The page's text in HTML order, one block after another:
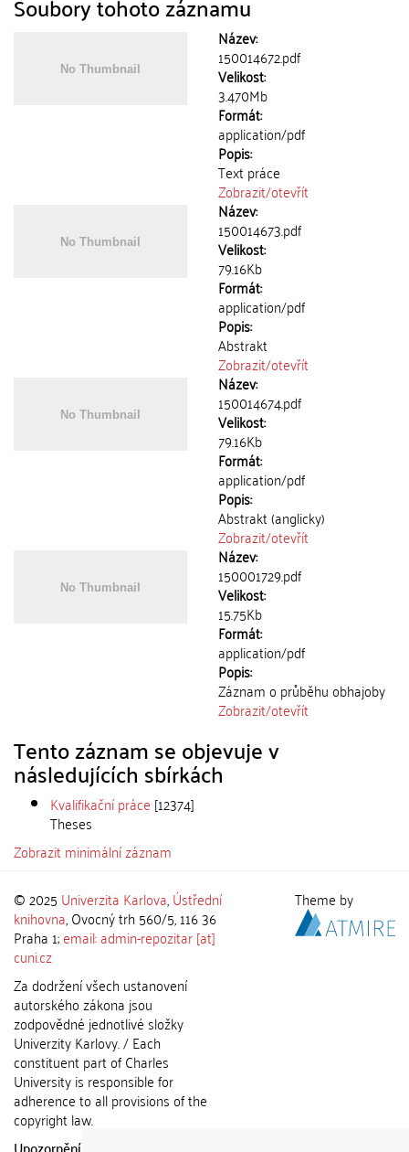
Název:
150014672.pdf
Velikost:
3.470Mb
Formát:
application/pdf
Popis:
Text práce
Zobrazit/otevřít
Název:
150014673.pdf
Velikost:
79.16Kb
Formát:
application/pdf
Popis:
Abstrakt
Zobrazit/otevřít
Název:
150014674.pdf
Velikost:
79.16Kb
Formát:
application/pdf
Popis:
Abstrakt (anglicky)
Zobrazit/otevřít
Název:
150001729.pdf
Velikost:
15.75Kb
Formát:
application/pdf
Popis:
Záznam o průběhu obhajoby
Zobrazit/otevřít
Tento záznam se objevuje v
následujících sbírkách
Kvalifikační práce [12374]
Theses
Zobrazit minimální záznam
© 2025 Univerzita Karlova,Ústřední
knihovna, Ovocný trh 560/5, 116 36
Praha 1;email: admin-repozitar [at]
cuni.cz
Za dodržení všech ustanovení
autorského zákona jsou
zodpovědné jednotlivé složky
Univerzity Karlovy. / Each
constituent part of Charles
University is responsible for
adherence to all provisions of the
copyright law.
Theme by